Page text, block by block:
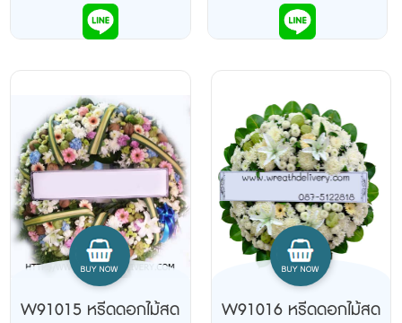
W91015 หรีดดอกไม้สด W91016 หรีดดอกไม้สด